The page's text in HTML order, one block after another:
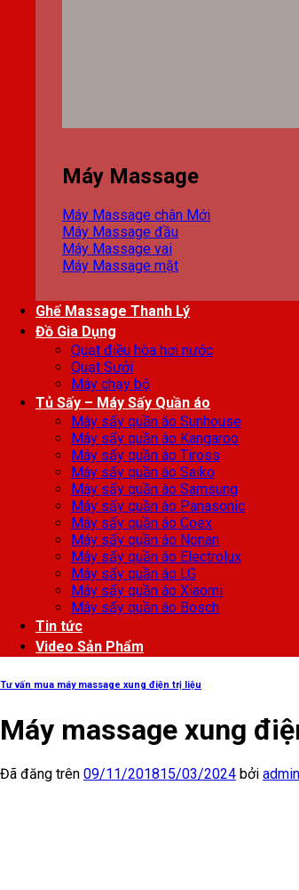
Máy Massage
Máy Massage chân
Máy Massage đầu
Máy Massage vai
Máy Massage mặt
Ghế Massage Thanh Lý
Đồ Gia Dụng
Quạt điều hòa hơi nước
Quạt Sưởi
Máy chạy bộ
Tủ Sấy – Máy Sấy Quần áo
Máy sấy quần áo Sunhouse
Máy sấy quần áo Kangaroo
Máy sấy quần áo Tiross
Máy sấy quần áo Saiko
Máy sấy quần áo Samsung
Máy sấy quần áo Panasonic
Máy sấy quần áo Coex
Máy sấy quần áo Nonan
Máy sấy quần áo Electrolux
Máy sấy quần áo LG
Máy sấy quần áo Xiaomi
Máy sấy quần áo Bosch
Tin tức
Video Sản Phẩm
Tư vấn mua máy massage xung điện trị liệu
Máy massage xung
Đã đăng trên 09/11/201815/03/2024 bởi admin